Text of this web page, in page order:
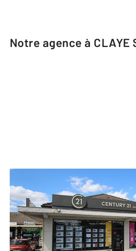
Notre agence à CLAYE
CENTURY 21
44 avenue Pasteur
CLAYE SOUILLY -
Envoyer un